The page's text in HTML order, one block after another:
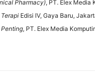
Pharmacy), PT. Elex Media
Edisi IV, Gaya Baru,
, PT. Elex Media